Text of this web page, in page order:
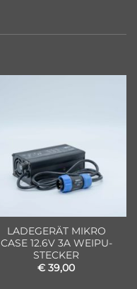
LADEGERÄT MIKRO
CASE 12.6V 3A WEIPU-
STECKER
€ 39,00